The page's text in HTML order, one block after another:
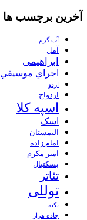
آخرین برچسب ها
آب گرم
آمل
ابراهیمی
اجراي موسيقي
اردو
ازدواج
اسپه کلا
اسک
الیمستان
امام زاده
امیر مکرم
بسکتبال
تئاتر
توللی
تکیه
جاده هراز